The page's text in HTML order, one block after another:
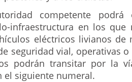
competente podrá
infraestructura en los
eléctricos livianos de
seguridad vial, operativas
podrán transitar por la
el siguiente numeral.